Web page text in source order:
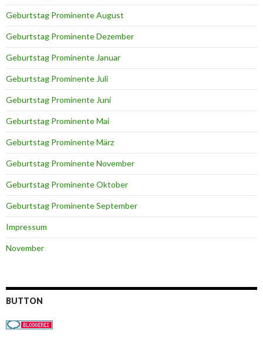
Geburtstag Prominente August
Geburtstag Prominente Dezember
Geburtstag Prominente Januar
Geburtstag Prominente Juli
Geburtstag Prominente Juni
Geburtstag Prominente Mai
Geburtstag Prominente März
Geburtstag Prominente November
Geburtstag Prominente Oktober
Geburtstag Prominente September
Impressum
November
BUTTON